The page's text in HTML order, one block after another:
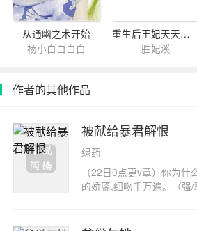
从通幽之术开始
杨小白白白白
重生后王妃天天要翻墙
胜妃溪
作者的其他作品
被献给暴君解恨
绿药
（22日0点更v章）你为
的娇靥,细吻千万遍。（强
恨。从此再无鲜衣怒马谢